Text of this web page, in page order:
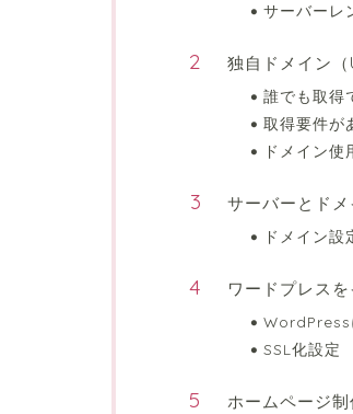
サーバーレ
独自ドメイン
誰でも取得
取得要件が
ドメイン使
サーバーとドメ
ドメイン設
ワードプレス
WordPress
SSL化設定
ホームページ